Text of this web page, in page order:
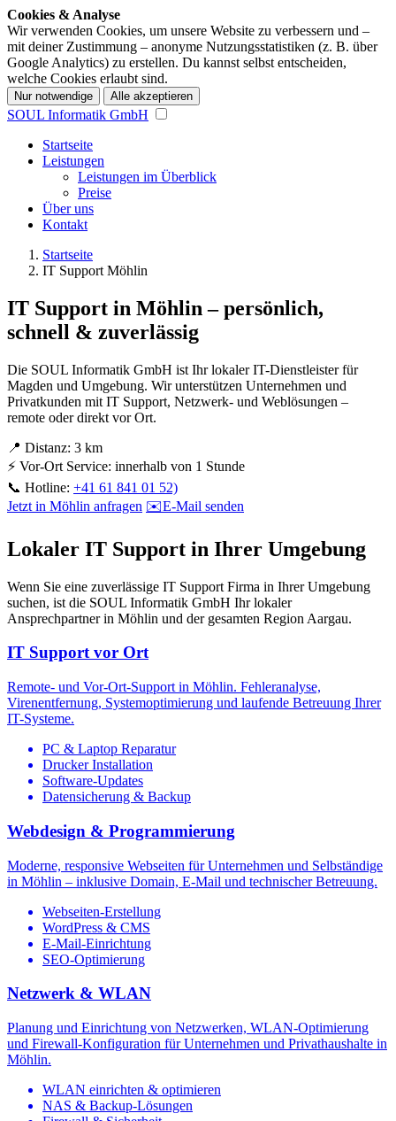
Cookies & Analyse
Wir verwenden Cookies, um unsere Website zu verbessern und –
mit deiner Zustimmung – anonyme Nutzungsstatistiken (z. B. über
Google Analytics) zu erstellen. Du kannst selbst entscheiden,
welche Cookies erlaubt sind.
Nur notwendige Alle akzeptieren
SOUL Informatik GmbH
Startseite
Leistungen
Leistungen im Überblick
Preise
Über uns
Kontakt
Startseite
IT Support Möhlin
IT Support in Möhlin – persönlich,
schnell & zuverlässig
Die SOUL Informatik GmbH ist Ihr lokaler IT-Dienstleister für
Magden und Umgebung. Wir unterstützen Unternehmen und
Privatkunden mit IT Support, Netzwerk- und Weblösungen –
remote oder direkt vor Ort.
📍 Distanz: 3 km
⚡ Vor-Ort Service: innerhalb von 1 Stunde
📞 Hotline: +41 61 841 01 52)
Jetzt in Möhlin anfragen ✉️E-Mail senden
Lokaler IT Support in Ihrer Umgebung
Wenn Sie eine zuverlässige IT Support Firma in Ihrer Umgebung
suchen, ist die SOUL Informatik GmbH Ihr lokaler
Ansprechpartner in Möhlin und der gesamten Region Aargau.
IT Support vor Ort
Remote- und Vor-Ort-Support in Möhlin. Fehleranalyse,
Virenentfernung, Systemoptimierung und laufende Betreuung Ihrer
IT-Systeme.
PC & Laptop Reparatur
Drucker Installation
Software-Updates
Datensicherung & Backup
Webdesign & Programmierung
Moderne, responsive Webseiten für Unternehmen und Selbständige
in Möhlin – inklusive Domain, E-Mail und technischer Betreuung.
Webseiten-Erstellung
WordPress & CMS
E-Mail-Einrichtung
SEO-Optimierung
Netzwerk & WLAN
Planung und Einrichtung von Netzwerken, WLAN-Optimierung
und Firewall-Konfiguration für Unternehmen und Privathaushalte in
Möhlin.
WLAN einrichten & optimieren
NAS & Backup-Lösungen